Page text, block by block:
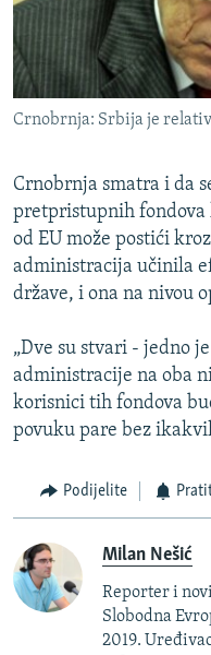
Crnobrnja: Srbija je
Crnobrnja smatra i da
pretpristupnih fondova
od EU može postići
administracija učinila
države, i ona na nivou
„Dve su stvari - jedno
administracije na oba
korisnici tih fondova
povuku pare bez
Podijelite
Milan Nešić
Reporter i
Slobodna
2019.